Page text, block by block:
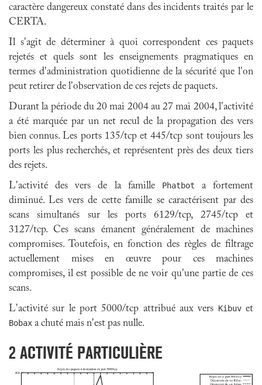
caractère dangereux constaté dans des incidents traités par le
CERTA.
Il s'agit de déterminer à quoi correspondent ces paquets
rejetés et quels sont les enseignements pragmatiques en
termes d'administration quotidienne de la sécurité que l'on
peut retirer de l'observation de ces rejets de paquets.
Durant la période du 20 mai 2004 au 27 mai 2004, l'activité
a été marquée par un net recul de la propagation des vers
bien connus. Les ports 135/tcp et 445/tcp sont toujours les
ports les plus recherchés, et représentent près des deux tiers
des rejets.
L'activité des vers de la famille
Phatbot
a fortement
diminué. Les vers de cette famille se caractérisent par des
scans simultanés sur les ports 6129/tcp, 2745/tcp et
3127/tcp. Ces scans émanent généralement de machines
compromises. Toutefois, en fonction des règles de filtrage
actuellement mises en œuvre pour ces machines
compromises, il est possible de ne voir qu'une partie de ces
scans.
L'activité sur le port 5000/tcp attribué aux vers Kibuvet
Bobax a chuté mais n'est pas nulle.
2 ACTIVITÉ PARTICULIÈRE